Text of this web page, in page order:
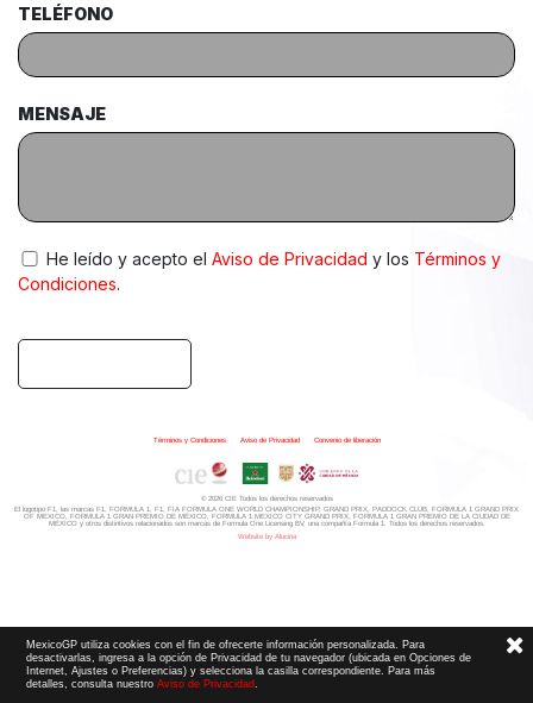
TELÉFONO
MENSAJE
He leído y acepto el Aviso de Privacidad y los Términos y
Condiciones.
Términos y Condiciones| Aviso de Privacidad| Convenio de liberación
© 2026 CIE Todos los derechos reservados
El logotipo F1, las marcas F1, FORMULA 1, F1, FIA FORMULA ONE WORLD CHAMPIONSHIP, GRAND PRIX, PADDOCK CLUB,
FORMULA 1 GRAND PRIX
OF MEXICO, FORMULA 1 GRAN PREMIO DE MÉXICO, FORMULA 1 MEXICO CITY GRAND PRIX, FORMULA 1 GRAN PREMIO DE LA CIUDAD DE
MÉXICO y otros distintivosrelacionados son marcas de Formula One Licensing BV, una compañía Formula 1. Todos los derechos reservados.
Website by Alucina
MexicoGP utiliza cookies con el fin de ofrecerte información personalizada. Para
desactivarlas, ingresa a la opción de Privacidad de tu navegador (ubicada en Opciones de
Internet, Ajustes o Preferencias) y selecciona la casilla correspondiente. Para más
detalles, consulta nuestroAviso de Privacidad.